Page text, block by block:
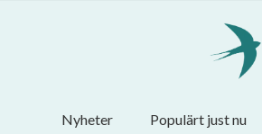
Nyheter Populärt just nu